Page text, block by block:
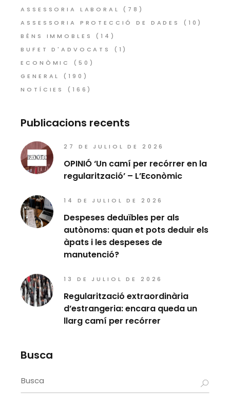
ASSESSORIA LABORAL
(78)
ASSESSORIA PROTECCIÓ DE DADES
(10)
BÉNS IMMOBLES
(14)
BUFET D'ADVOCATS
(1)
ECONÒMIC
(50)
GENERAL
(190)
NOTÍCIES
(166)
Publicacions recents
27 DE JULIOL DE 2026
OPINIÓ ‘Un camí per recórrer en la
regularització’ – L’Econòmic
14 DE JULIOL DE 2026
Despeses deduïbles per als
autònoms: quan et pots deduir els
àpats i les despeses de
manutenció?
13 DE JULIOL DE 2026
Regularització extraordinària
d’estrangeria: encara queda un
llarg camí per recórrer
Busca
Search
for: